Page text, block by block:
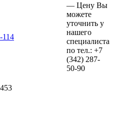
— Цену Вы
можете
уточнить у
нашего
специалиста
по тел.: +7
(342) 287-
50-90